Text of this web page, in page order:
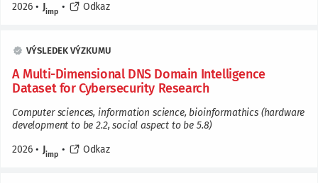
2026 • Jimp • Odkaz
VÝSLEDEK VÝZKUMU
A Multi-Dimensional DNS Domain Intelligence
Dataset for Cybersecurity Research
Computer sciences, information science, bioinformathics (hardware
development to be 2.2, social aspect to be 5.8)
2026 • Jimp • Odkaz